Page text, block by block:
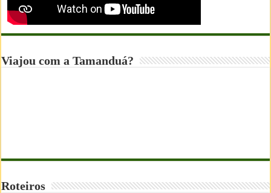
Viajou com a Tamanduá?
Roteiros